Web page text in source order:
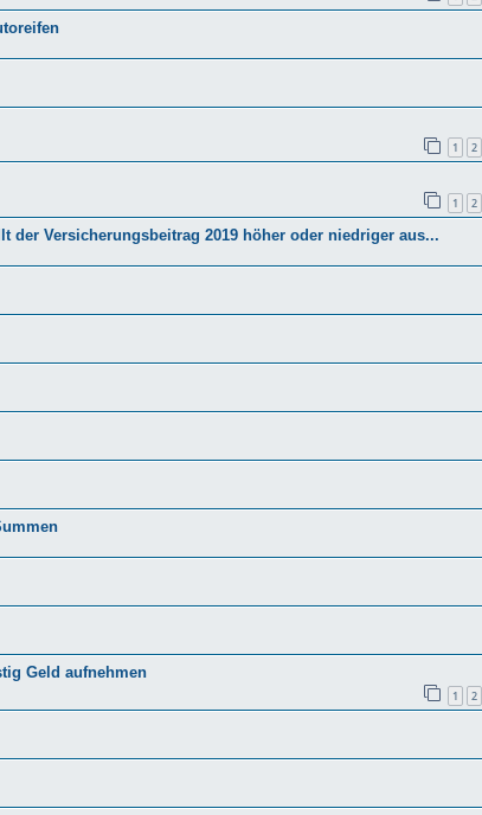
1 2
1 2
der Versicherungsbeitrag 2019 höher oder niedriger aus...
Geld aufnehmen
1 2